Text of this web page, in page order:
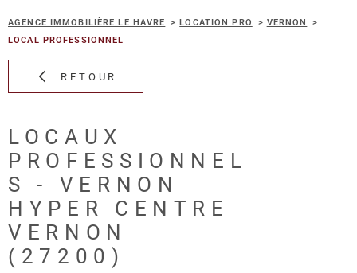
AGENCE IMMOBILIÈRE LE HAVRE LOCATION PRO
VERNON
LOCAL PROFESSIONNEL
RETOUR
LOCAUX
PROFESSIONNEL
S - VERNON
HYPER CENTRE
VERNON
(27200)